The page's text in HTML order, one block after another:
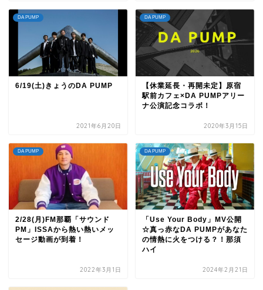
DA PUMP
6/19(土)きょうのDA PUMP
2021年6月20日
DA PUMP
【休業延長・再開未定】原宿
駅前カフェ×DA PUMPアリー
ナ公演記念コラボ！
2020年3月15日
DA PUMP
2/28(月)FM那覇「サウンド
PM」ISSAから熱い熱いメッ
セージ動画が到着！
2022年3月1日
DA PUMP
「Use Your Body」MV公開
☆真っ赤なDA PUMPがあなた
の情熱に火をつける？！那須
ハイ
2024年2月21日